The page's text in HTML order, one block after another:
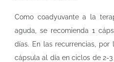
Como coadyuvante a la
aguda, se recomienda 1
días. En las recurrencias, por
cápsula al día en ciclos de 2-